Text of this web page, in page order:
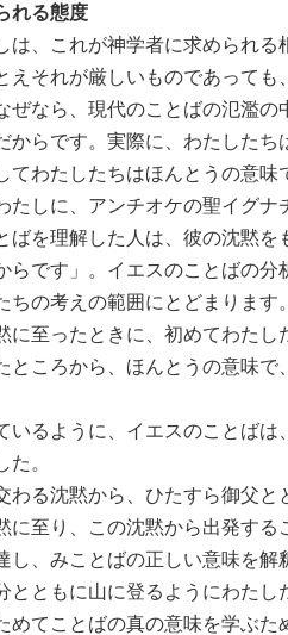
れる態度
、これが神学者に求められる
えそれが厳しいものであって
ぜなら、現代のことばの氾濫
からです。実際に、わたした
てわたしたちはほんとうの意味
しに、アンチオケの聖イグナ
ばを理解した人は、彼の沈黙
らです」。イエスのことばの分
ちの考えの範囲にとどまります。
至ったときに、初めてわたし
ところから、ほんとうの意味
るように、イエスのことばは
た。
る沈黙から、ひたすら御父と
に至り、この沈黙から出発す
し、みことばの正しい意味を
とともに山に登るようにわた
めてことばの真の意味を学ぶた